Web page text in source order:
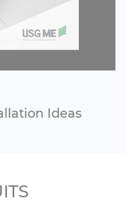
Ideas